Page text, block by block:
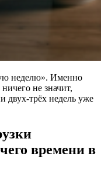
неделю». Именно
не значит,
двух-трёх недель уже
времени в